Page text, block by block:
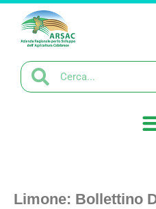
Limone: Bollettino